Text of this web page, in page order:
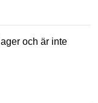
och är inte